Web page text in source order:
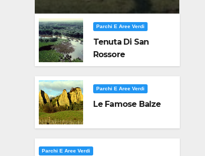
Parchi E Aree Verdi
Tenuta Di San
Rossore
Parchi E Aree Verdi
Le Famose Balze
Parchi E Aree Verdi